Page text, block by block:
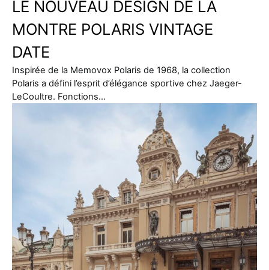
LE NOUVEAU DESIGN DE LA
MONTRE POLARIS VINTAGE
DATE
Inspirée de la Memovox Polaris de 1968, la collection
Polaris a défini l’esprit d’élégance sportive chez Jaeger-
LeCoultre. Fonctions…